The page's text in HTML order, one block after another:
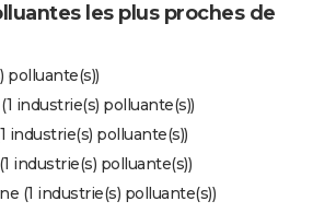
les plus proches de
polluante(s))
industrie(s) polluante(s))
industrie(s) polluante(s))
industrie(s) polluante(s))
(1 industrie(s) polluante(s))